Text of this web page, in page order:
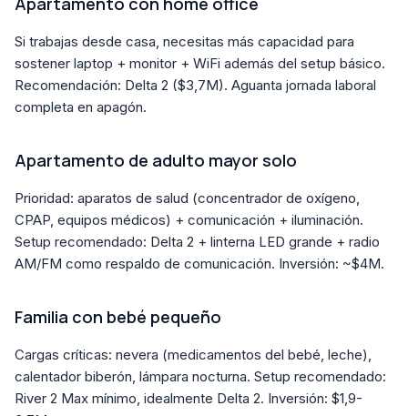
Si trabajas desde casa, necesitas más capacidad para
sostener laptop + monitor + WiFi además del setup básico.
Recomendación: Delta 2 ($3,7M). Aguanta jornada laboral
completa en apagón.
Apartamento de adulto mayor solo
Prioridad: aparatos de salud (concentrador de oxígeno,
CPAP, equipos médicos) + comunicación + iluminación.
Setup recomendado: Delta 2 + linterna LED grande + radio
AM/FM como respaldo de comunicación. Inversión: ~$4M.
Familia con bebé pequeño
Cargas críticas: nevera (medicamentos del bebé, leche),
calentador biberón, lámpara nocturna. Setup recomendado:
River 2 Max mínimo, idealmente Delta 2. Inversión: $1,9-